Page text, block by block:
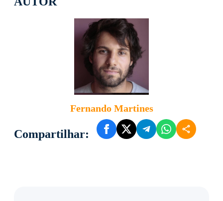
Fernando Martines
Compartilhar: